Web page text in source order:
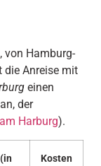
von Hamburg-
die Anreise mit
einen
der
Harburg).
Kosten